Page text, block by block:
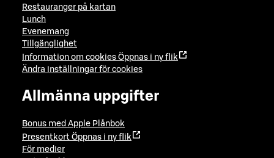
Restauranger på kartan
Lunch
Evenemang
Tillgänglighet
Information om cookies Öppnas i ny flik
Ändra inställningar för cookies
Allmänna uppgifter
Bonus med Apple Plånbok
Presentkort Öppnas i ny flik
För medier